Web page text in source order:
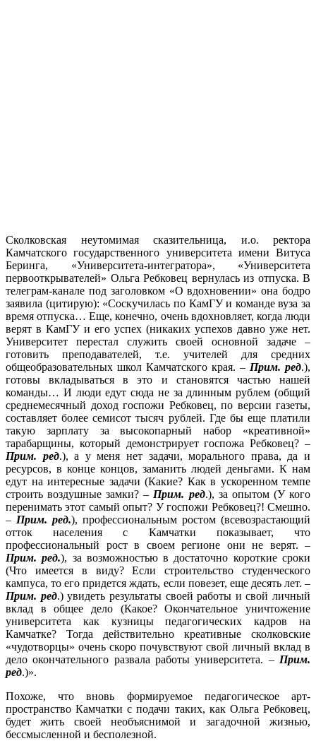
Сколковская неутомимая сказительница, и.о. ректора
Камчатского государственного университета имени Витуса
Беринга, «Университета-интегратора», «Университета
первооткрывателей» Ольга Ребковец вернулась из отпуска. В
телеграм-канале под заголовком «О вдохновении» она бодро
заявила (цитирую): «Соскучилась по КамГУ и команде вуза за
время отпуска… Еще, конечно, очень вдохновляет, когда люди
верят в КамГУ и его успех (никаких успехов давно уже нет.
Университет перестал служить своей основной задаче –
готовить преподавателей, т.е. учителей для средних
общеобразовательных школ Камчатского края. – Прим. ред.),
готовы вкладываться в это и становятся частью нашей
команды… И люди едут сюда не за длинным рублем (общий
среднемесячный доход госпожи Ребковец, по версии газеты,
составляет более семисот тысяч рублей. Где бы еще платили
такую зарплату за высокопарный набор «креативной»
тарабарщины, который демонстрирует госпожа Ребковец? –
Прим. ред.), а у меня нет задачи, морального права, да и
ресурсов, в конце концов, заманить людей деньгами. К нам
едут на интересные задачи (Какие? Как в ускоренном темпе
строить воздушные замки? – Прим. ред.), за опытом (У кого
перенимать этот самый опыт? У госпожи Ребковец?! Смешно.
– Прим. ред.), профессиональным ростом (всевозрастающий
отток населения с Камчатки показывает, что
профессиональный рост в своем регионе они не верят. –
Прим. ред.), за возможностью в достаточно короткие сроки
(Что имеется в виду? Если строительство студенческого
кампуса, то его придется ждать, если повезет, еще десять лет. –
Прим. ред.) увидеть результаты своей работы и свой личный
вклад в общее дело (Какое? Окончательное уничтожение
университета как кузницы педагогических кадров на
Камчатке? Тогда действительно креативные сколковские
«чудотворцы» очень скоро почувствуют свой личный вклад в
дело окончательного развала работы университета. – Прим.
ред.)».
Похоже, что вновь формируемое педагогическое арт-
пространство Камчатки с подачи таких, как Ольга Ребковец,
будет жить своей необъяснимой и загадочной жизнью,
бессмысленной и бесполезной.